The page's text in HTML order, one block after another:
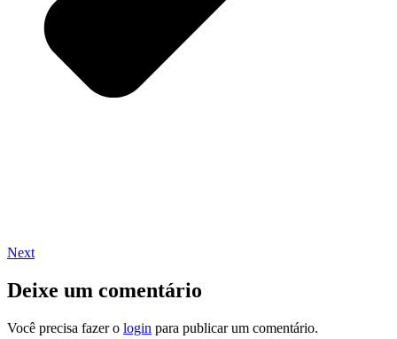
Next
Deixe um comentário
Você precisa fazer o login para publicar um comentário.